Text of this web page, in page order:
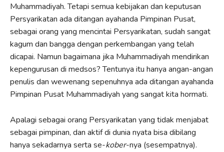
Muhammadiyah. Tetapi semua kebijakan dan keputusan
Persyarikatan ada ditangan ayahanda Pimpinan Pusat,
sebagai orang yang mencintai Persyarikatan, sudah sangat
kagum dan bangga dengan perkembangan yang telah
dicapai. Namun bagaimana jika Muhammadiyah mendirikan
kepengurusan di medsos? Tentunya itu hanya angan-angan
penulis dan wewenang sepenuhnya ada ditangan ayahanda
Pimpinan Pusat Muhammadiyah yang sangat kita hormati.
Apalagi sebagai orang Persyarikatan yang tidak menjabat
sebagai pimpinan, dan aktif di dunia nyata bisa dibilang
hanya sekadarnya serta se-kober-nya (sesempatnya).